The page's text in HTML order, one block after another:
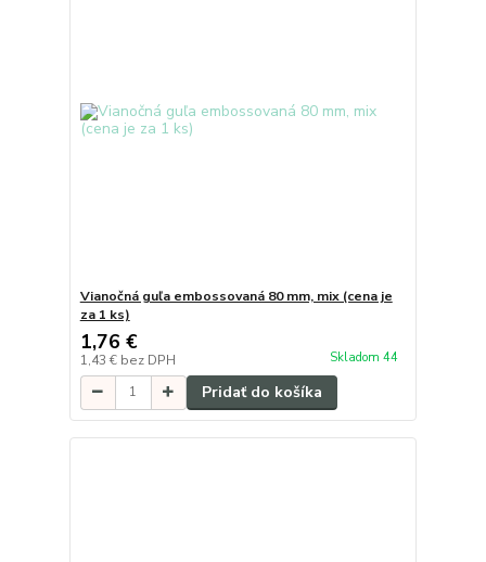
Vianočná guľa embossovaná 80 mm, mix (cena je
za 1 ks)
1,76 €
1,43 € bez DPH Skladom 44
Pridať do košíka